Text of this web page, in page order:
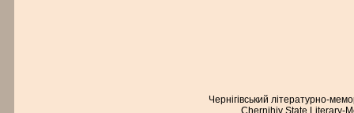
Чернігівський літературно-
Chernihiv State Literary-